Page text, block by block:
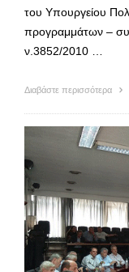
του Υπουργείου
προγραμμάτων –
ν.3852/2010 …
Διαβάστε περισσότερα